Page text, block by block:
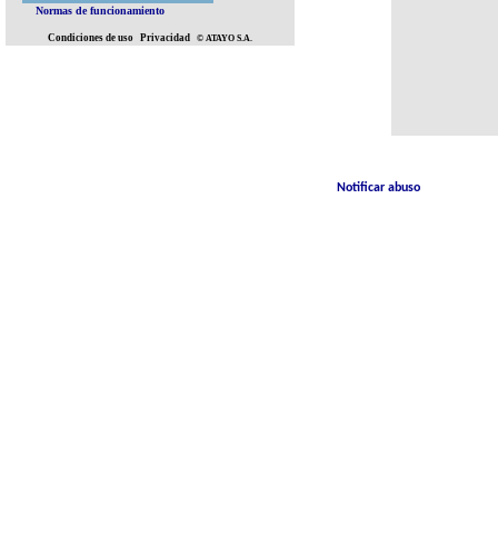
Normas de funcionamiento
Condiciones de uso Privacidad © ATAYO S.A.
Notificar abuso